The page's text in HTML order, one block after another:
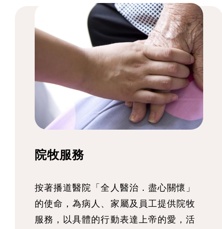
院牧服務
按著播道醫院「全人醫治．盡心關懷」
的使命，為病人、家屬及員工提供院牧
服務，以具體的行動表達上帝的愛，活